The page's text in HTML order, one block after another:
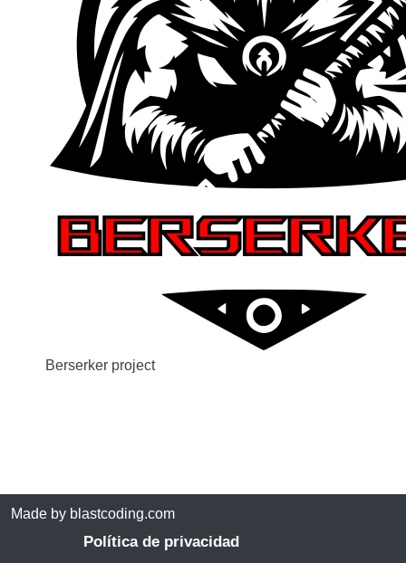
Berserker project
Made by blastcoding.com
Política de privacidad